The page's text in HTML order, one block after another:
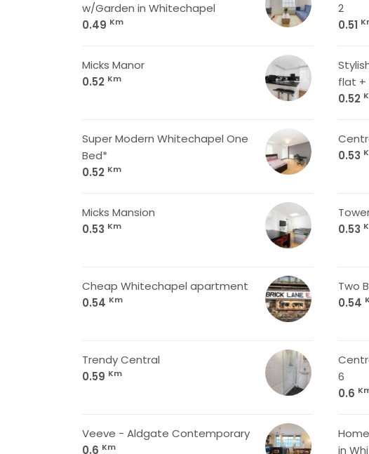
w/Garden in Whitechapel
0.49 Km
2
0.51
Micks Manor
0.52 Km
flat +
0.52
Super Modern Whitechapel One
Bed*
0.52 Km
0.53
Micks Mansion
0.53 Km
0.53
Cheap Whitechapel apartment
0.54 Km
Two
0.54
Trendy Central
0.59 Km
6
0.6
Veeve - Aldgate Contemporary
0.6 Km
in